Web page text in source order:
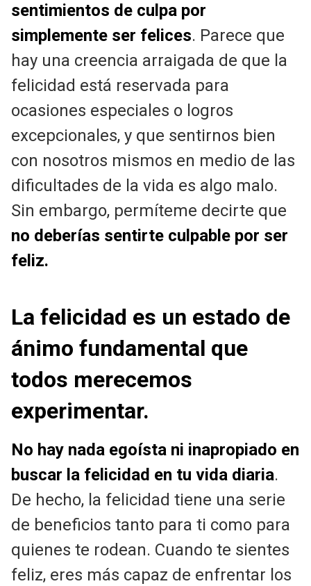
sentimientos de culpa por
simplemente ser felices. Parece que
hay una creencia arraigada de que la
felicidad está reservada para
ocasiones especiales o logros
excepcionales, y que sentirnos bien
con nosotros mismos en medio de las
dificultades de la vida es algo malo.
Sin embargo, permíteme decirte que
no deberías sentirte culpable por ser
feliz.
La felicidad es un estado de
ánimo fundamental que
todos merecemos
experimentar.
No hay nada egoísta ni inapropiado en
buscar la felicidad en tu vida diaria.
De hecho, la felicidad tiene una serie
de beneficios tanto para ti como para
quienes te rodean. Cuando te sientes
feliz, eres más capaz de enfrentar los